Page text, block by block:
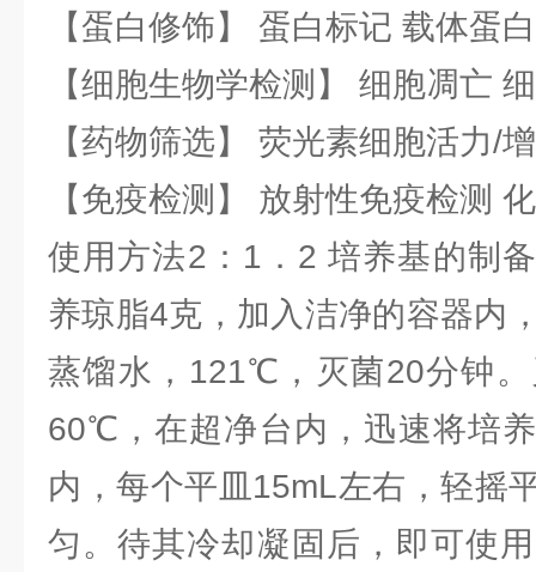
【蛋白修饰】 蛋白标记 载体蛋
【细胞生物学检测】 细胞凋亡
【药物筛选】 荧光素细胞活力/
【免疫检测】 放射性免疫检测
使用方法2：1．2 培养基的制
养琼脂4克，加入洁净的容器内
蒸馏水，121℃，灭菌20分钟
60℃，在超净台内，迅速将培
内，每个平皿15mL左右，轻摇
匀。待其冷却凝固后，即可使